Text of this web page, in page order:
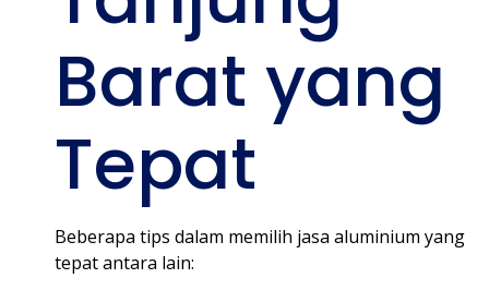
Barat yang
Tepat
Beberapa tips dalam memilih jasa aluminium yang
tepat antara lain: